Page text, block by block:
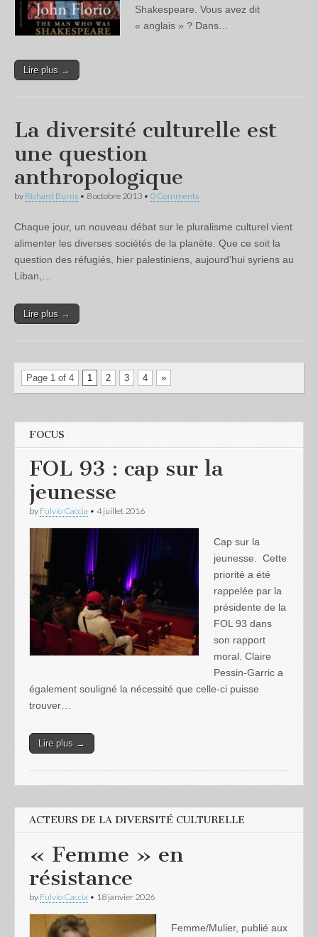
Shakespeare. Vous avez dit
« anglais » ? Dans…
Lire plus →
La diversité culturelle est
une question
anthropologique
by Richard Burns • 8 octobre 2013 • 0 Comments
Chaque jour, un nouveau débat sur le pluralisme culturel vient
alimenter les diverses sociétés de la planète. Que ce soit la
question des réfugiés, hier palestiniens, aujourd’hui syriens au
Liban,…
Lire plus →
Page 1 of 4 1 2 3 4 »
FOCUS
FOL 93 : cap sur la
jeunesse
by Fulvio Caccia • 4 juillet 2016
Cap sur la
jeunesse. Cette
priorité a été
rappelée par la
présidente de la
FOL 93 dans
son rapport
moral. Claire
Pessin-Garric a
également souligné la nécessité que celle-ci puisse
trouver…
Lire plus →
ACTEURS DE LA DIVERSITÉ CULTURELLE
« Femme » en
résistance
by Fulvio Caccia • 18 janvier 2026
Femme/Mulier, publié aux